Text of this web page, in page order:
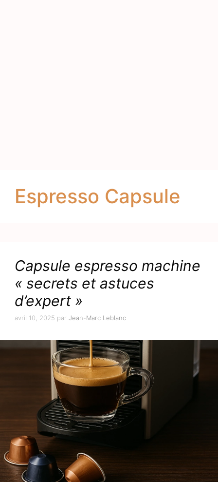
Espresso Capsule
Capsule espresso machine
« secrets et astuces
d’expert »
avril 10, 2025 par Jean-Marc Leblanc